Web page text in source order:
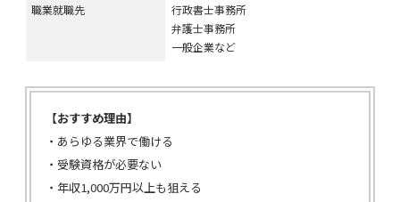
職業就職先
行政書士事務所
弁護士事務所
一般企業など
【おすすめ理由】
・あらゆる業界で働ける
・受験資格が必要ない
・年収1,000万円以上も狙える